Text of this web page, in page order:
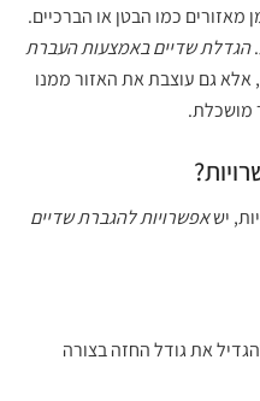
כמו הבטן או הברכיים.
הגדלת שדיים באמצעות העברת
אלא גם עוצבת את האזור ממנו
מושכלת.
ישאפשרויות להגברת שדיים
את גודל החזה בצורה